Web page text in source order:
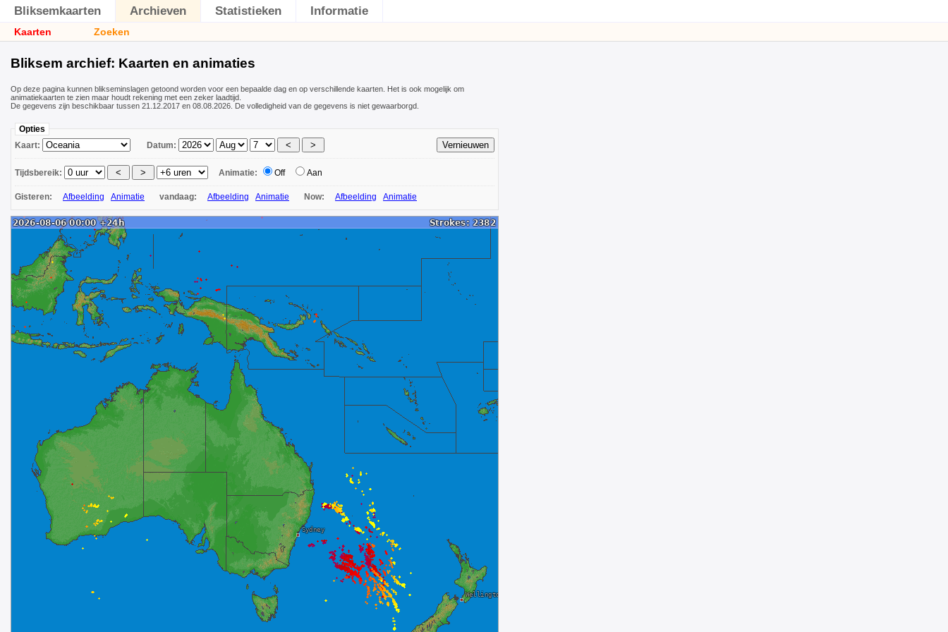
Bliksemkaarten Archieven Statistieken Informatie
Kaarten Zoeken
Bliksem archief: Kaarten en animaties
Op deze pagina kunnen blikseminslagen getoond worden voor een bepaalde dag en op verschillende kaarten. Het is ook mogelijk om
animatiekaarten te zien maar houdt rekening met een zeker laadtijd.
De gegevens zijn beschikbaar tussen 21.12.2017 en 08.08.2026. De volledigheid van de gegevens is niet gewaarborgd.
Opties
Kaart:
Datum:
Tijdsbereik: Animatie: Off Aan
Gisteren: Afbeelding Animatie vandaag: Afbeelding Animatie Now: Afbeelding Animatie